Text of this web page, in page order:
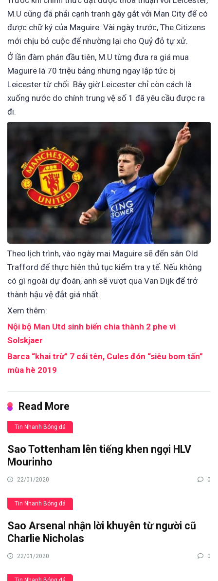
M.U cũng đã phải cạnh tranh gây gắt với Man City để có
được chữ ký của Maguire. Vài ngày trước, The Citizens
mới chịu bỏ cuộc để nhường lại cho Quỷ đỏ tự xử.
Ở lần đàm phán đầu tiên, M.U từng đưa ra giá mua
Maguire là 70 triệu bảng nhưng ngay lập tức bị
Leicester từ chối. Bây giờ Leicester chỉ còn cách là
xuống nước do chính trung vệ số 1 đã yêu cầu được ra
đi.
Theo lịch trình, vào ngày mai Maguire sẽ đến sân Old
Trafford để thực hiên thủ tục kiểm tra y tế. Nếu không
có gì ngoài dự đoán, anh sẽ vượt qua Van Dijk để trở
thành hậu vệ đắt giá nhất.
Xem thêm:
Nội bộ Man Utd sinh biến chia thành 2 phe vì
Solskjaer
Barca “khai trừ” 7 cái tên, Cules đón “siêu bom tấn”
mùa hè 2019
Read More
Tin Nhanh Bóng đá
Sao Tottenham lên tiếng khen ngợi HLV
Mourinho
22/01/2020 0
Tin Nhanh Bóng đá
Sao Arsenal nhận lời khuyên từ người cũ
Charlie Nicholas
22/01/2020 0